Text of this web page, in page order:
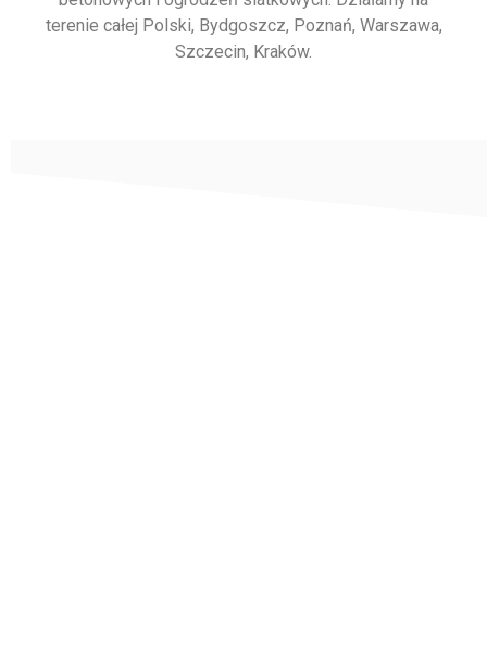
terenie całej Polski, Bydgoszcz, Poznań, Warszawa,
Szczecin, Kraków.